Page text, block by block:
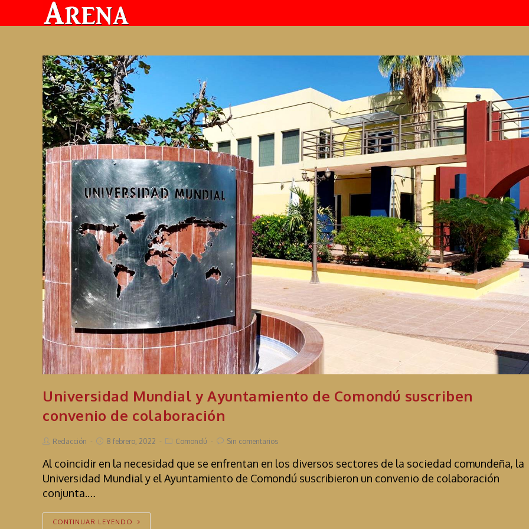
Universidad Mundial y Ayuntamiento de Comondú suscriben
convenio de colaboración
Redacción 8 febrero, 2022 Comondú Sin comentarios
Al coincidir en la necesidad que se enfrentan en los diversos sectores de la sociedad comundeña, la
Universidad Mundial y el Ayuntamiento de Comondú suscribieron un convenio de colaboración
conjunta.…
CONTINUAR LEYENDO